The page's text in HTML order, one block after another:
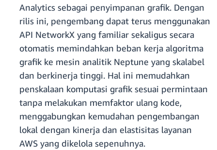
Analytics sebagai penyimpanan grafik. Dengan
rilis ini, pengembang dapat terus menggunakan
API NetworkX yang familiar sekaligus secara
otomatis memindahkan beban kerja algoritma
grafik ke mesin analitik Neptune yang skalabel
dan berkinerja tinggi. Hal ini memudahkan
penskalaan komputasi grafik sesuai permintaan
tanpa melakukan memfaktor ulang kode,
menggabungkan kemudahan pengembangan
lokal dengan kinerja dan elastisitas layanan
AWS yang dikelola sepenuhnya.